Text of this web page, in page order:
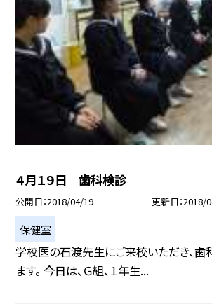
４月１９日 歯科検診
公開日 2018/04/19 更新日 2018/
保健室
学校医の石渡先生にご来校いただき、歯
ます。 今日は、Ｇ組、１年生...